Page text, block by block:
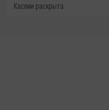
Каспии раскрыта